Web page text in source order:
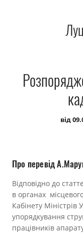
від
Про перевід
Відповідно до
в органах
Кабінету
упорядкування
працівників